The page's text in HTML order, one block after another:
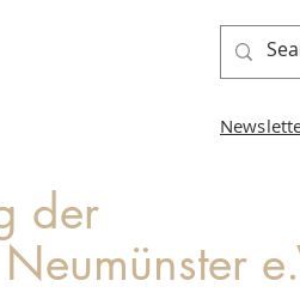
der